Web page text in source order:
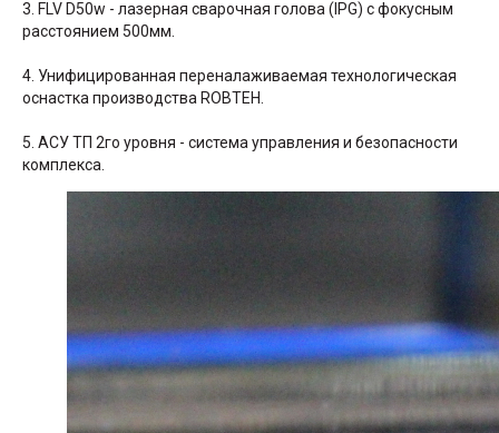
3. FLV D50w - лазерная сварочная голова (IPG) с фокусным
расстоянием 500мм.
4. Унифицированная переналаживаемая технологическая
оснастка производства ROBTEH.
5. АСУ ТП 2го уровня - система управления и безопасности
комплекса.